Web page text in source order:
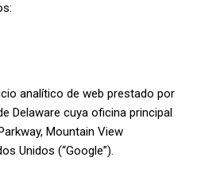
analítico de web prestado por
Delaware cuya oficina principal
Mountain View
Unidos (“Google”).